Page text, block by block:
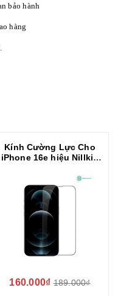
bảo hành
hàng
Kính Cường Lực Cho
iPhone 16e hiệu Nillkin
160.000₫ 189.000₫